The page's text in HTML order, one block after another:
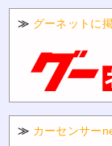
≫ グーネットに
≫ カーセンサー